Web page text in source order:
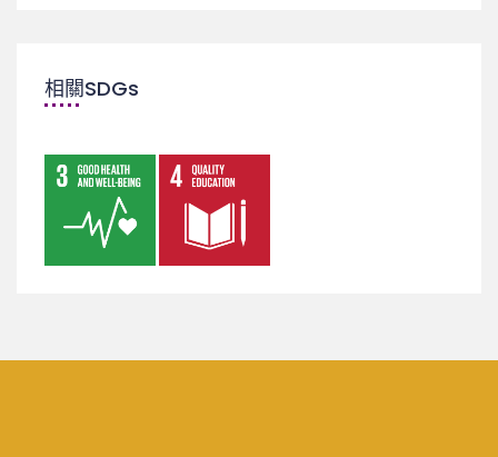
相關SDGs